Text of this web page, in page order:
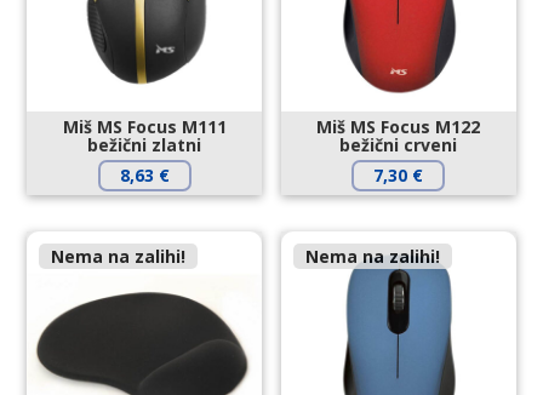
Miš MS Focus M111
bežični zlatni
8,63 €
Miš MS Focus M122
bežični crveni
7,30 €
Nema na zalihi! Nema na zalihi!